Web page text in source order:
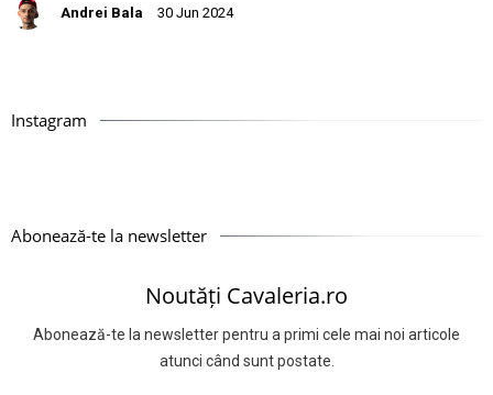
Andrei Bala 30 Jun 2024
Instagram
Abonează-te la newsletter
Noutăți Cavaleria.ro
Abonează-te la newsletter pentru a primi cele mai noi articole
atunci când sunt postate.